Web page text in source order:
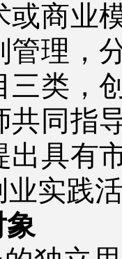
或商业
管理，
三类，
共同指
出具有
业实践
象